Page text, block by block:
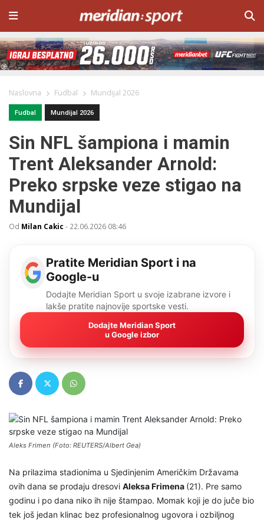
Naslovna Fudbal Mundijal 2026
Fudbal Mundijal 2026
Sin NFL šampiona i mamin
Trent Aleksander Arnold:
Preko srpske veze stigao na
Mundijal
Od Milan Cakic - 22.06.2026 08:46
Pratite Meridian Sport i na
Google-u
Dodajte Meridian Sport u svoje izabrane izvore i
lakše pratite najnovije sportske vesti.
Dodajte Meridian Sport
u Google izbor
Aleks Frimen (Foto: REUTERS/Albert Gea)
Na prilazima stadionima u Sjedinjenim Američkim Državama
ovih dana se prodaju dresovi Aleksa Frimena (21). Pre samo
godinu i po dana niko ih nije štampao. Momak koji je do juče bio
tek još jedan klinac bez profesionalnog ugovora i ozbiljnog